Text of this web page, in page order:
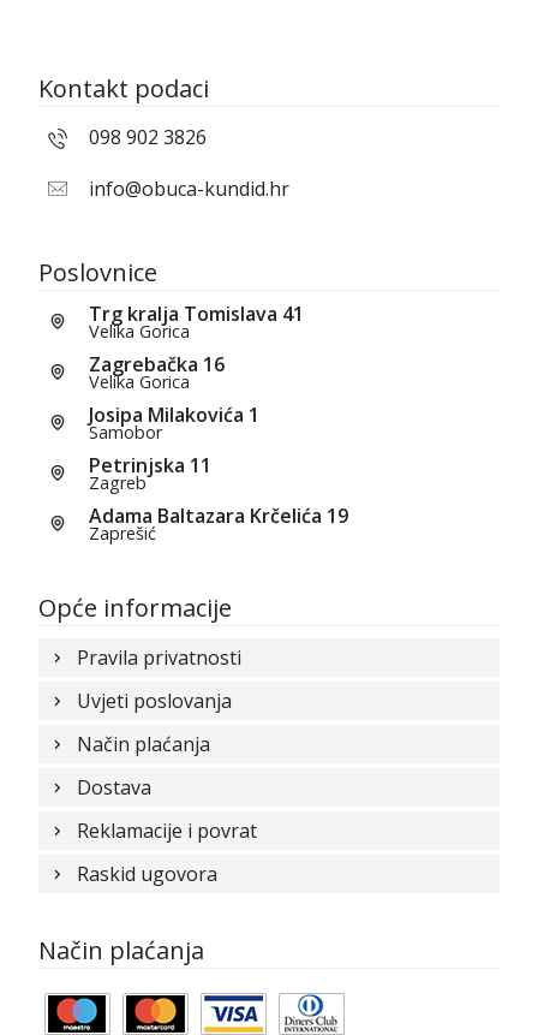
Kontakt podaci
098 902 3826
info@obuca-kundid.hr
Poslovnice
Trg kralja Tomislava 41
Velika Gorica
Zagrebačka 16
Velika Gorica
Josipa Milakovića 1
Samobor
Petrinjska 11
Zagreb
Adama Baltazara Krčelića 19
Zaprešić
Opće informacije
Pravila privatnosti
Uvjeti poslovanja
Način plaćanja
Dostava
Reklamacije i povrat
Raskid ugovora
Način plaćanja